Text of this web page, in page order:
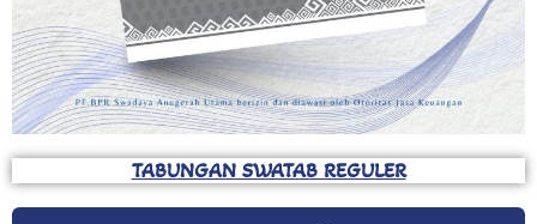
TABUNGAN SWATAB REGULER